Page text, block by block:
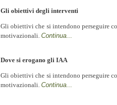
Gli obiettivi degli interventi
Gli obiettivi che si intendono perseguire
motivazionali. Continua...
Dove si erogano gli IAA
Gli obiettivi che si intendono perseguire
motivazionali. Continua...